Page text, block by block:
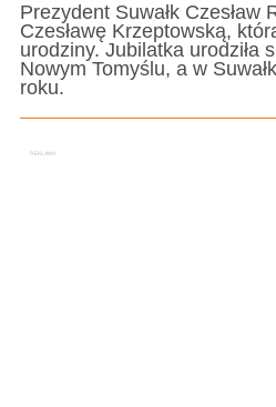
Prezydent Suwałk Czesław
Czesławę Krzeptowską,
urodziny. Jubilatka urodziła
Nowym Tomyślu, a w
roku.